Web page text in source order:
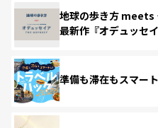
地球の歩き方 meets
最新作『オデュッセイ
準備も滞在もスマー